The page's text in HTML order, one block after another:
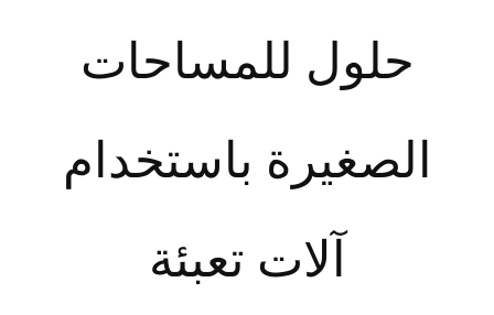
حلول للمساحات
الصغيرة باستخدام
آلات تعبئة